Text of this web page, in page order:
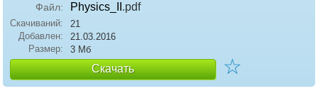
Файл: Physics_II .pdf
Скачиваний:
21
Добавлен:
21.03.2016
Размер:
3 Мб
Скачать ☆